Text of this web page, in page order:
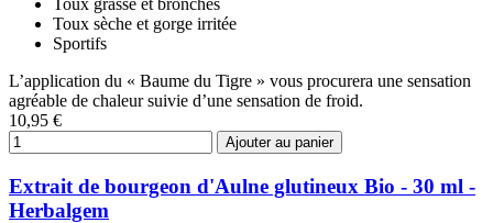
Toux grasse et bronches
Toux sèche et gorge irritée
Sportifs
L’application du « Baume du Tigre » vous procurera une sensation
agréable de chaleur suivie d’une sensation de froid.
10,95 €
Ajouter au panier
Extrait de bourgeon d'Aulne glutineux Bio - 30 ml -
Herbalgem